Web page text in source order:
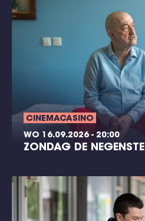
CINEMACASINO
WO 16.09.2026 - 20:00
ZONDAG DE NEGENSTE